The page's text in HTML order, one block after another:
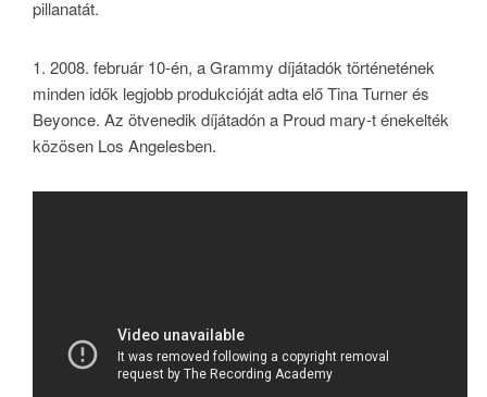
pillanatát.
1. 2008. február 10-én, a Grammy díjátadók történetének
minden idők legjobb produkcióját adta elő Tina Turner és
Beyonce. Az ötvenedik díjátadón a Proud mary-t énekelték
közösen Los Angelesben.